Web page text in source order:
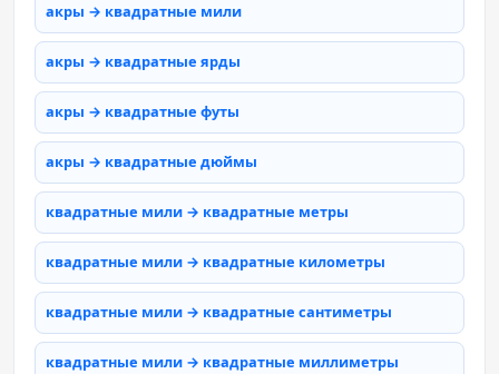
акры → квадратные мили
акры → квадратные ярды
акры → квадратные футы
акры → квадратные дюймы
квадратные мили → квадратные метры
квадратные мили → квадратные километры
квадратные мили → квадратные сантиметры
квадратные мили → квадратные миллиметры